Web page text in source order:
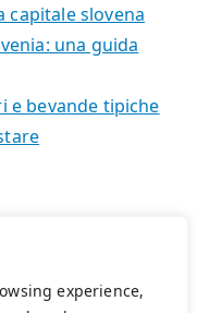
experience,
capitale slovena
una guida
e bevande tipiche